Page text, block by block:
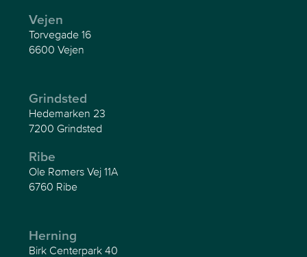
Vejen
Torvegade 16
6600 Vejen
Grindsted
Hedemarken 23
7200 Grindsted
Ribe
Ole Rømers Vej 11A
6760 Ribe
Herning
Birk Centerpark 40